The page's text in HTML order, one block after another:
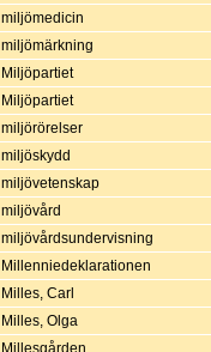
miljömedicin
miljömärkning
Miljöpartiet
Miljöpartiet
miljörörelser
miljöskydd
miljövetenskap
miljövård
miljövårdsundervisning
Millenniedeklarationen
Milles, Carl
Milles, Olga
Millesgården